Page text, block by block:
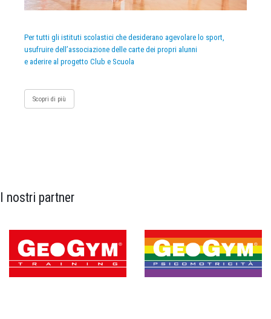
Per tutti gli istituti scolastici che desiderano agevolare lo sport,
usufruire dell’associazione delle carte dei propri alunni
e aderire al progetto Club e Scuola
Scopri di più
I nostri partner